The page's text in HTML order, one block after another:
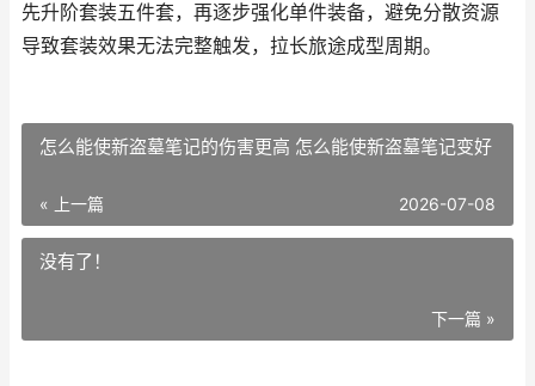
先升阶套装五件套，再逐步强化单件装备，避免分散资源
导致套装效果无法完整触发，拉长旅途成型周期。
怎么能使新盗墓笔记的伤害更高 怎么能使新盗墓笔记变好
« 上一篇 2026-07-08
没有了！
下一篇 »